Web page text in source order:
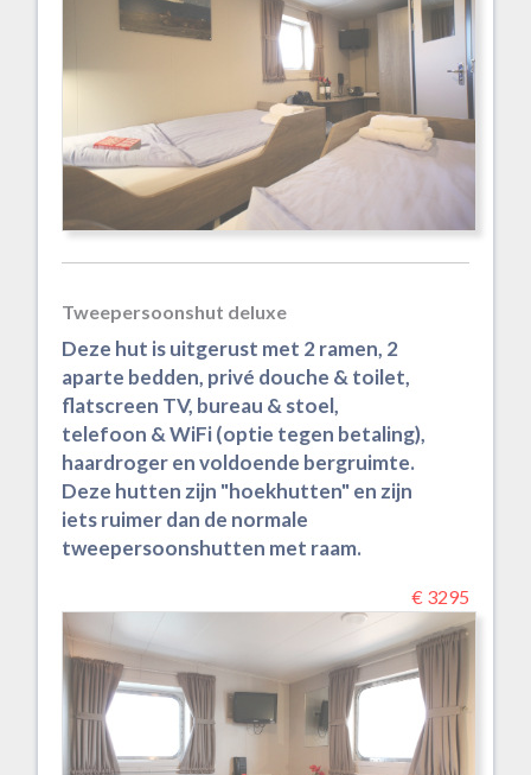
Tweepersoonshut deluxe
Deze hut is uitgerust met 2 ramen, 2
aparte bedden, privé douche & toilet,
flatscreen TV, bureau & stoel,
telefoon & WiFi (optie tegen betaling),
haardroger en voldoende bergruimte.
Deze hutten zijn "hoekhutten" en zijn
iets ruimer dan de normale
tweepersoonshutten met raam.
€ 3295